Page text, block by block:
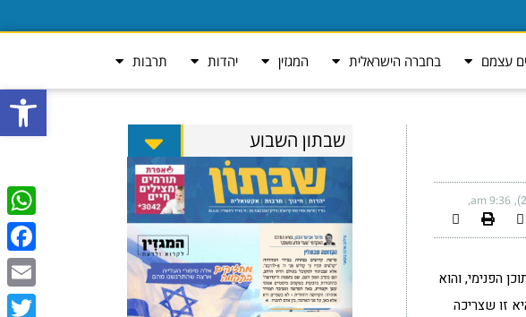
פתח
עצמם בחברה הישראלית המגזין יהדות תרבות
9:36 am
הפנימי, והוא
זו שצריכה
שבתון השבוע
Email